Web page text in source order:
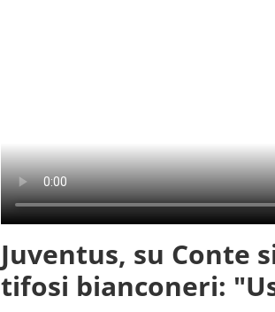
Juventus, su Conte
tifosi bianconeri: